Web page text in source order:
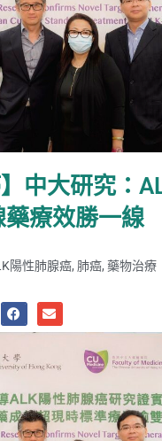
】中大研究：
療效勝一線
陽性肺腺癌, 肺癌, 藥物治療